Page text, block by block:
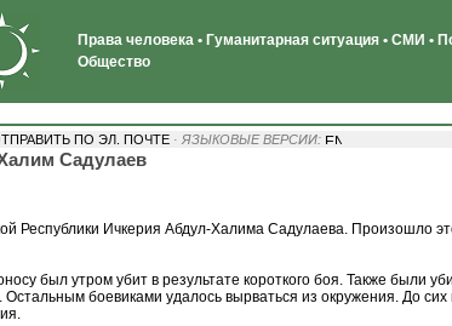
Права человека • Гуманитарная ситуация • СМИ •
Общество
ПО ЭЛ. ПОЧТЕ · ЯЗЫКОВЫЕ ВЕРСИИ:
Садулаев
Республики Ичкерия Абдул-Халима Садулаева. Произошло
был утром убит в результате короткого боя. Также были
боевиками удалось вырваться из окружения. До сих